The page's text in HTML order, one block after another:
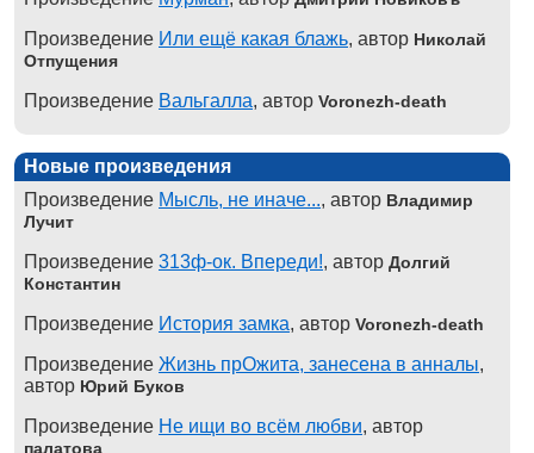
Произведение Или ещё какая блажь, автор Николай
Отпущения
Произведение Вальгалла, автор Voronezh-death
Новые произведения
Произведение Мысль, не иначе..., автор Владимир
Лучит
Произведение 313ф-ок. Впереди!, автор Долгий
Константин
Произведение История замка, автор Voronezh-death
Произведение Жизнь прОжита, занесена в анналы,
автор Юрий Буков
Произведение Не ищи во всём любви, автор
палатова